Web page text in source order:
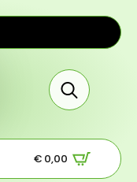
for:
€ 0,00